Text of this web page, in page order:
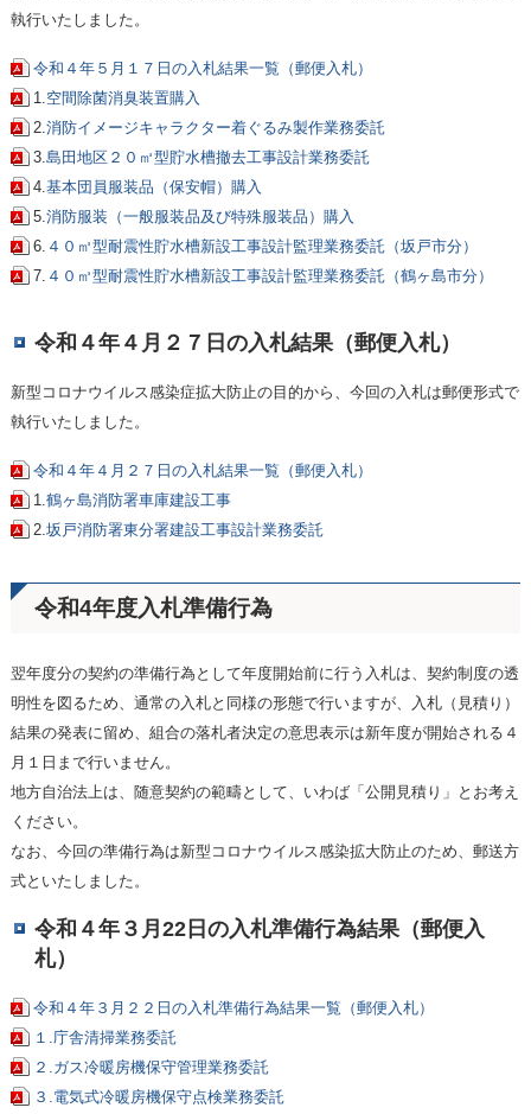
執行いたしました。
令和４年５月１７日の入札結果一覧（郵便入札）
1. 空間除菌消臭装置購入
2.消防イメージキャラクター着ぐるみ製作業務委託
3.島田地区２０㎥型貯水槽撤去工事設計業務委託
4.基本団員服装品（保安帽）購入
5.消防服装（一般服装品及び特殊服装品）購入
6. ４０㎥型耐震性貯水槽新設工事設計監理業務委託（坂戸市分）
7. ４０㎥型耐震性貯水槽新設工事設計監理業務委託（鶴ヶ島市分）
令和４年４月２７日の入札結果（郵便入札）
新型コロナウイルス感染症拡大防止の目的から、今回の入札は郵便形式で
執行いたしました。
令和４年４月２７日の入札結果一覧（郵便入札）
1.鶴ヶ島消防署車庫建設工事
2.坂戸消防署東分署建設工事設計業務委託
令和4年度入札準備行為
翌年度分の契約の準備行為として年度開始前に行う入札は、契約制度の透
明性を図るため、通常の入札と同様の形態で行いますが、入札（見積り）
結果の発表に留め、組合の落札者決定の意思表示は新年度が開始される４
月１日まで行いません。
地方自治法上は、随意契約の範疇として、いわば「公開見積り」とお考え
ください。
なお、今回の準備行為は新型コロナウイルス感染拡大防止のため、郵送方
式といたしました。
令和４年３月22日の入札準備行為結果（郵便入
札）
令和４年３月２２日の入札準備行為結果一覧（郵便入札）
１.庁舎清掃業務委託
２.ガス冷暖房機保守管理業務委託
３.電気式冷暖房機保守点検業務委託